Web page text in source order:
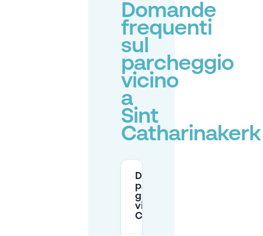
Domande
frequenti
sul
parcheggio
vicino
a
Sint
Catharinakerk
Dove posso
parcheggiare
gratuitamente
vicino a Sint
Catharinakerk?